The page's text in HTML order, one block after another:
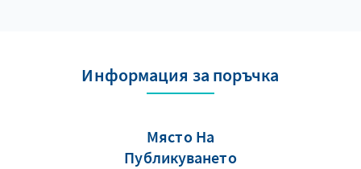
Информация за поръчка
Място На
Публикуването